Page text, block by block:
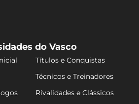
do Vasco
Títulos e Conquistas
Técnicos e Treinadores
Rivalidades e Clássicos